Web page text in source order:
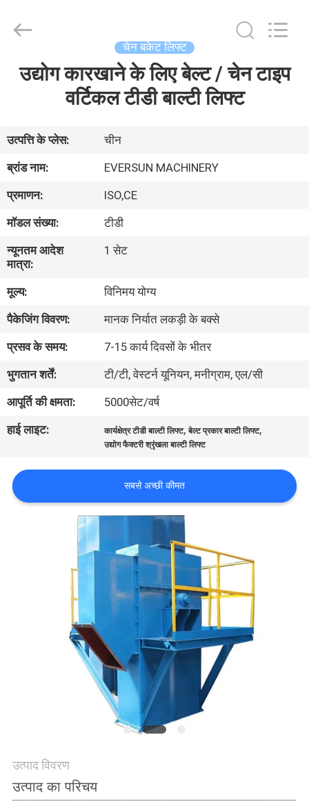
घर
वीआर
दिखाएँ
हमारे
बारे
कारखाना
भ्रमण
गुणवत्ता
नियंत्रण
करें
नीति
चेन बकेट लिफ्ट
उद्योग कारखाने के लिए बेल्ट / चेन टाइप
वर्टिकल टीडी बाल्टी लिफ्ट
उत्पत्ति के प्लेस:
चीन
ब्रांड नाम:
EVERSUN MACHINERY
प्रमाणन:
ISO,CE
मॉडल संख्या:
टीडी
न्यूनतम आदेश
मात्रा:
1 सेट
मूल्य:
विनिमय योग्य
पैकेजिंग विवरण:
मानक निर्यात लकड़ी के बक्से
प्रसव के समय:
7-15 कार्य दिवसों के भीतर
भुगतान शर्तें:
टी/टी, वेस्टर्न यूनियन, मनीग्राम, एल/सी
आपूर्ति की क्षमता:
5000सेट/वर्ष
हाई लाइट:
कार्यक्षेत्र टीडी बाल्टी लिफ्ट,बेल्ट प्रकार बाल्टी लिफ्ट,
उद्योग फैक्टरी श्रृंखला बाल्टी लिफ्ट
सबसे अच्छी कीमत
उत्पाद विवरण
उत्पाद का परिचय